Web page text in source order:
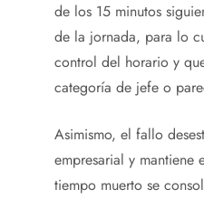
de los 15 minutos
de la jornada, para lo
control del horario y
categoría de jefe o
Asimismo, el fallo
empresarial y mantiene
tiempo muerto se